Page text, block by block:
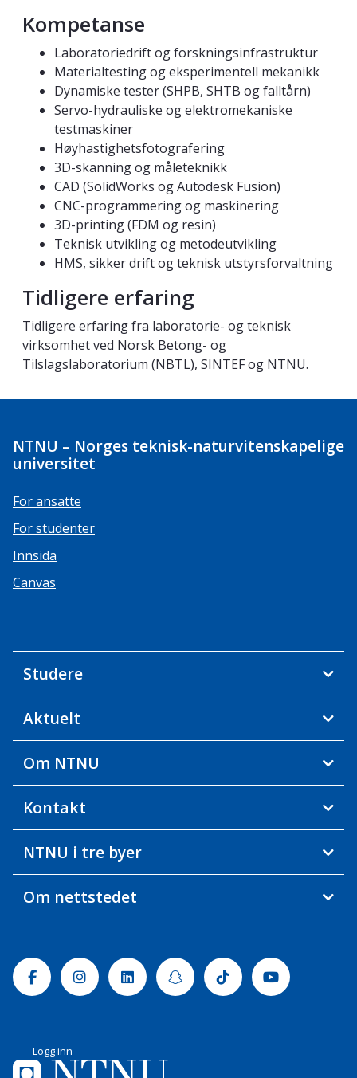
Kompetanse
Laboratoriedrift og forskningsinfrastruktur
Materialtesting og eksperimentell mekanikk
Dynamiske tester (SHPB, SHTB og falltårn)
Servo-hydrauliske og elektromekaniske
testmaskiner
Høyhastighetsfotografering
3D-skanning og måleteknikk
CAD (SolidWorks og Autodesk Fusion)
CNC-programmering og maskinering
3D-printing (FDM og resin)
Teknisk utvikling og metodeutvikling
HMS, sikker drift og teknisk utstyrsforvaltning
Tidligere erfaring
Tidligere erfaring fra laboratorie- og teknisk
virksomhet ved Norsk Betong- og
Tilslagslaboratorium (NBTL), SINTEF og NTNU.
NTNU – Norges teknisk-naturvitenskapelige
universitet
For ansatte
For studenter
Innsida
Canvas
Studere
Aktuelt
Om NTNU
Kontakt
NTNU i tre byer
Om nettstedet
FacebookInstagramLinkedinSnapchatTiktok Youtube
Logg inn